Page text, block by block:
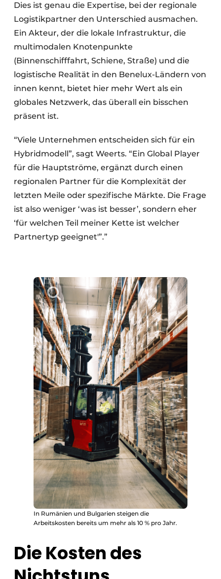
Dies ist genau die Expertise, bei der regionale
Logistikpartner den Unterschied ausmachen.
Ein Akteur, der die lokale Infrastruktur, die
multimodalen Knotenpunkte
(Binnenschifffahrt, Schiene, Straße) und die
logistische Realität in den Benelux-Ländern von
innen kennt, bietet hier mehr Wert als ein
globales Netzwerk, das überall ein bisschen
präsent ist.
“Viele Unternehmen entscheiden sich für ein
Hybridmodell”, sagt Weerts. “Ein Global Player
für die Hauptströme, ergänzt durch einen
regionalen Partner für die Komplexität der
letzten Meile oder spezifische Märkte. Die Frage
ist also weniger ‘was ist besser’, sondern eher
‘für welchen Teil meiner Kette ist welcher
Partnertyp geeignet'”.”
In Rumänien und Bulgarien steigen die
Arbeitskosten bereits um mehr als 10 % pro Jahr.
Die Kosten des